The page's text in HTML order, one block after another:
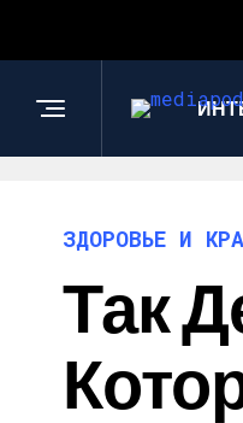
ЗДОРОВЬЕ И
Так